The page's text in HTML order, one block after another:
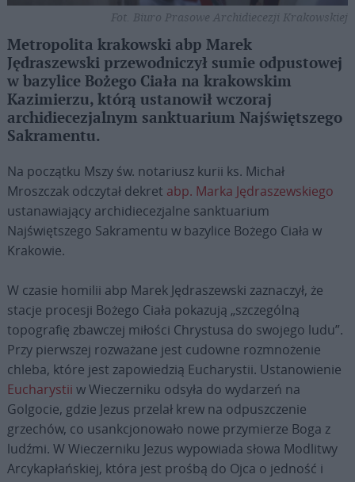
Fot. Biuro Prasowe Archidiecezji Krakowskiej
Metropolita krakowski abp Marek
Jędraszewski przewodniczył sumie odpustowej
w bazylice Bożego Ciała na krakowskim
Kazimierzu, którą ustanowił wczoraj
archidiecezjalnym sanktuarium Najświętszego
Sakramentu.
Na początku Mszy św. notariusz kurii ks. Michał
Mroszczak odczytał dekret abp. Marka Jędraszewskiego
ustanawiający archidiecezjalne sanktuarium
Najświętszego Sakramentu w bazylice Bożego Ciała w
Krakowie.
W czasie homilii abp Marek Jędraszewski zaznaczył, że
stacje procesji Bożego Ciała pokazują „szczególną
topografię zbawczej miłości Chrystusa do swojego ludu”.
Przy pierwszej rozważane jest cudowne rozmnożenie
chleba, które jest zapowiedzią Eucharystii. Ustanowienie
Eucharystii w Wieczerniku odsyła do wydarzeń na
Golgocie, gdzie Jezus przelał krew na odpuszczenie
grzechów, co usankcjonowało nowe przymierze Boga z
ludźmi. W Wieczerniku Jezus wypowiada słowa Modlitwy
Arcykapłańskiej, która jest prośbą do Ojca o jedność i